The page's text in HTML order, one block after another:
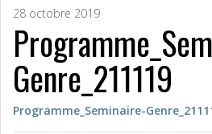
28 octobre 2019
Genre_211119
Programme_Seminaire-